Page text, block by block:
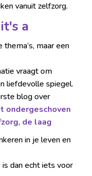
vanuit zelfzorg.
a
maar een
vraagt om
liefdevolle spiegel.
blog over
ondergeschoven
de laag
in je leven en
is dan echt iets voor